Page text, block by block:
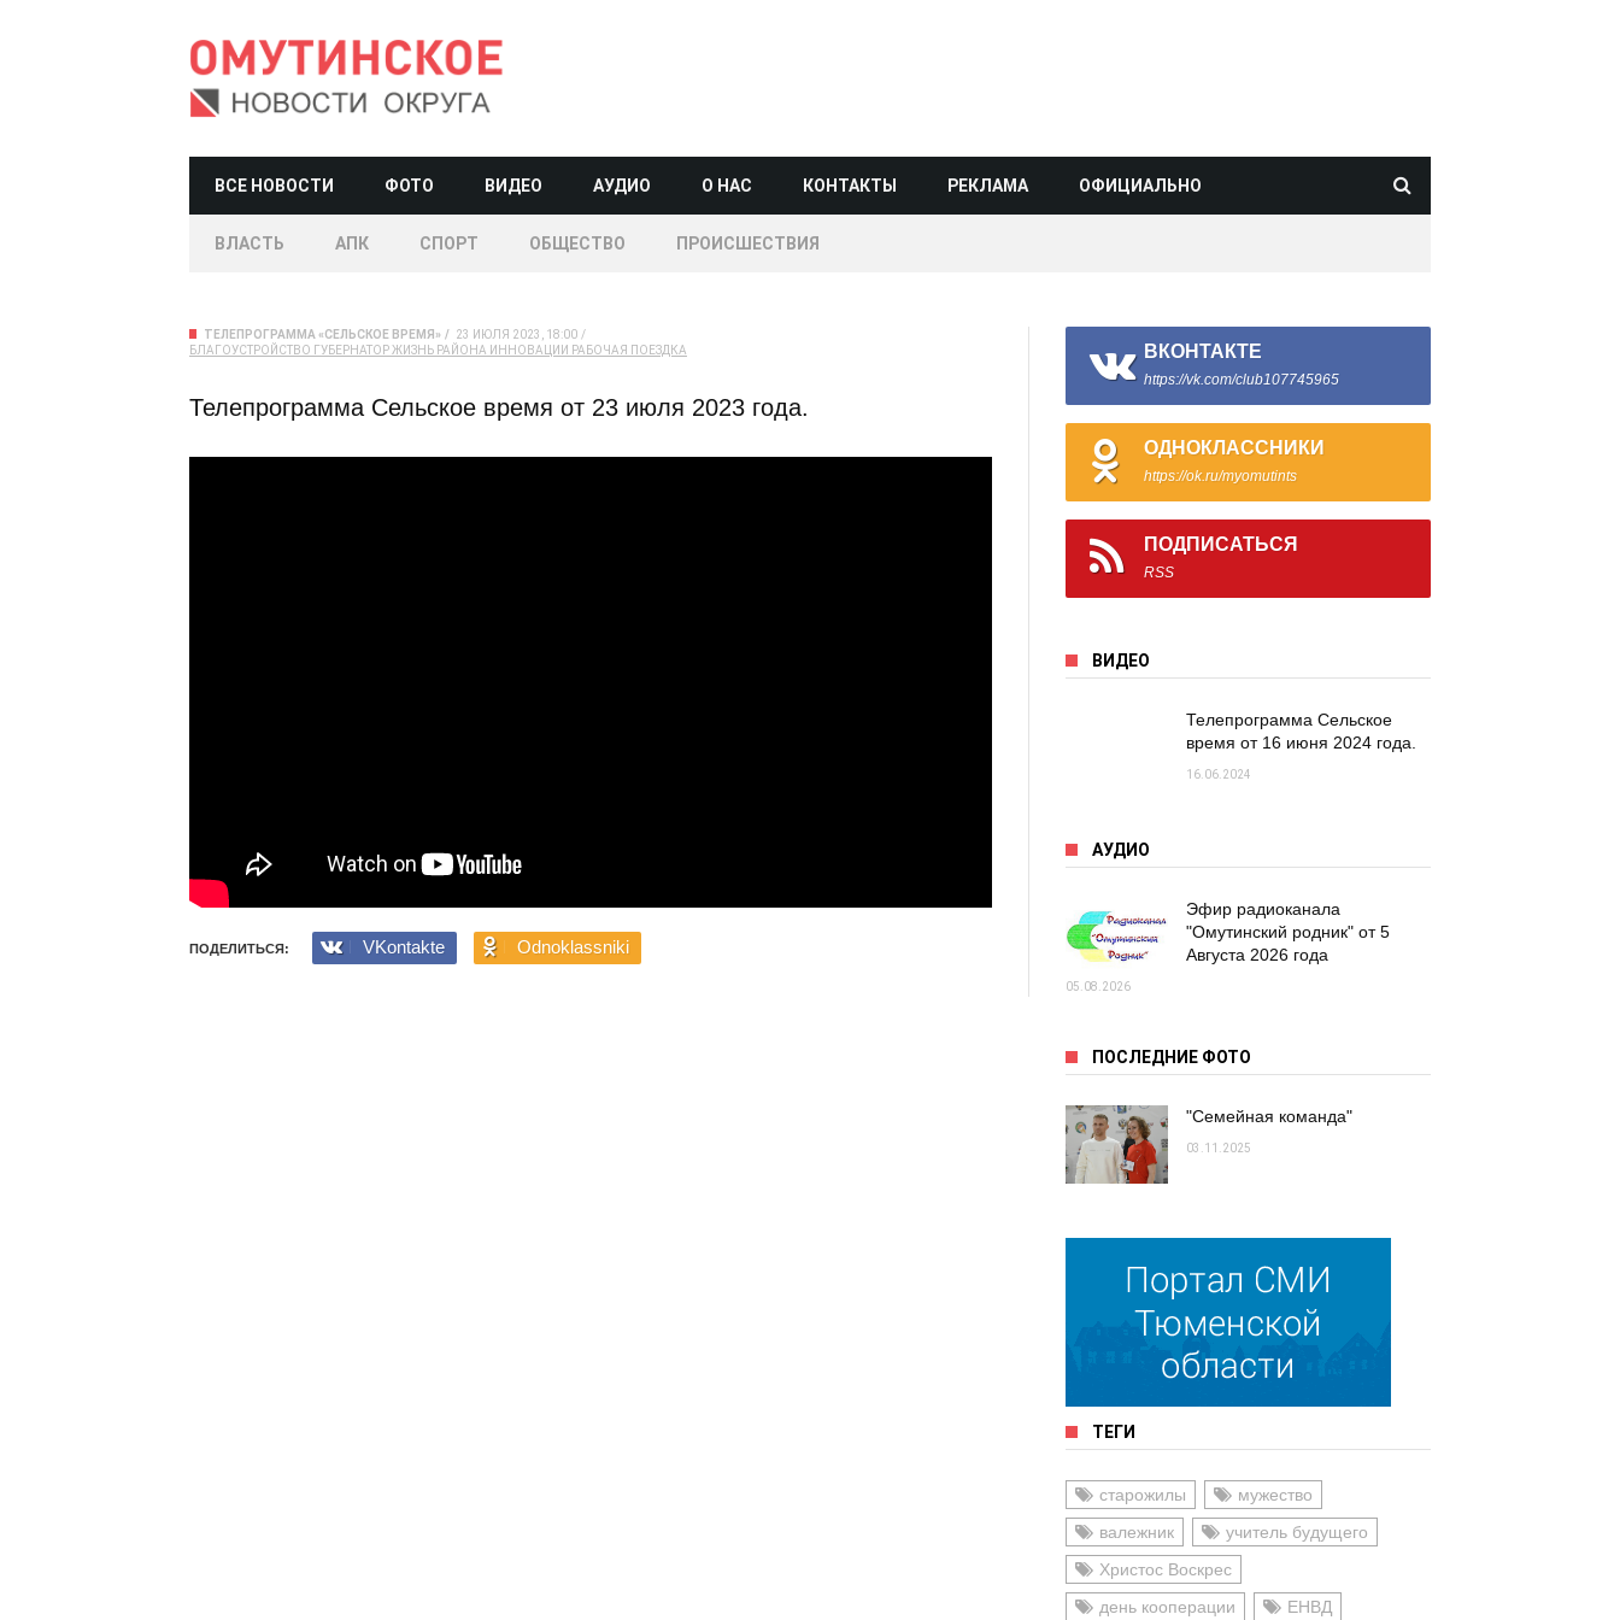
ВСЕ НОВОСТИ ФОТО ВИДЕО АУДИО О НАС КОНТАКТЫ РЕКЛАМА ОФИЦИАЛЬНО
ВЛАСТЬ АПК СПОРТ ОБЩЕСТВО ПРОИСШЕСТВИЯ
ТЕЛЕПРОГРАММА «СЕЛЬСКОЕ ВРЕМЯ»
23 ИЮЛЯ 2023, 18:00
БЛАГОУСТРОЙСТВО ГУБЕРНАТОРЖИЗНЬ РАЙОНА ИННОВАЦИИ РАБОЧАЯ ПОЕЗДКА
Телепрограмма Сельское время от 23 июля 2023 года.
ПОДЕЛИТЬСЯ: VKontakte Odnoklassniki
ВКОНТАКТЕ
https://vk.com/club107745965
ОДНОКЛАССНИКИ
https://ok.ru/myomutints
ПОДПИСАТЬСЯ
RSS
ВИДЕО
Телепрограмма Сельское
время от 16 июня 2024 года.
16.06.2024
АУДИО
Эфир радиоканала
"Омутинский родник" от 5
Августа 2026 года
05.08.2026
ПОСЛЕДНИЕ ФОТО
"Семейная команда"
03.11.2025
ТЕГИ
старожилы
мужество
валежник
учитель будущего
Христос Воскрес
день кооперации
ЕНВД